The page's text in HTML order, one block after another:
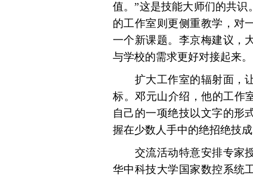
值。”这是技能大师们的共
的工作室则更侧重教学，对
一个新课题。李京梅建议，
与学校的需求更好对接起来。
扩大工作室的辐射面，让
标。邓元山介绍，他的工作
自己的一项绝技以文字的形
握在少数人手中的绝招绝技
交流活动特意安排专家授
华中科技大学国家数控系统